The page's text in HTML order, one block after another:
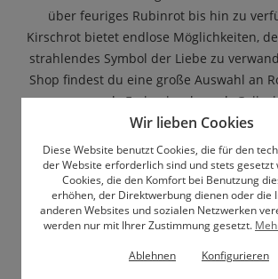
über feuriges Rubinrot bis hin zu
Kirschrot bietet endlose Möglichkeiten,
strahlendes Symbol der Liebe zu
Shop findest du eine große Auswahl an
alsFarbgele, als auch
eine zeitlose Eleganz, während die
verschiedener Rottöne eine lebendige
hinzufügt. Die tiefe Symbolik von Rot als
Romantik und Intensität macht diese
deines Valentinstags-Looks zu machen.
Wir lieben Cookies
Diese Website benutzt Cookies, die für den
der Website erforderlich sind und stets gesetzt
Cookies, die den Komfort bei Benutzung
erhöhen, der Direktwerbung dienen oder die
anderen Websites und sozialen Netzwerken
werden nur mit Ihrer Zustimmung gesetzt.
Ablehnen
Konfigurieren